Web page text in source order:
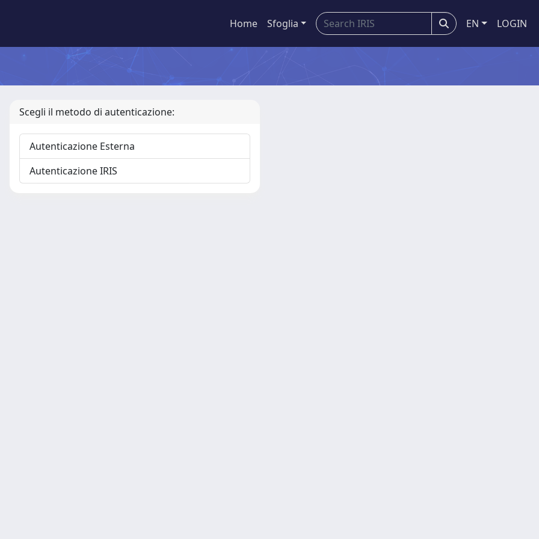
Home Sfoglia EN LOGIN
Scegli il metodo di autenticazione:
Autenticazione Esterna
Autenticazione IRIS